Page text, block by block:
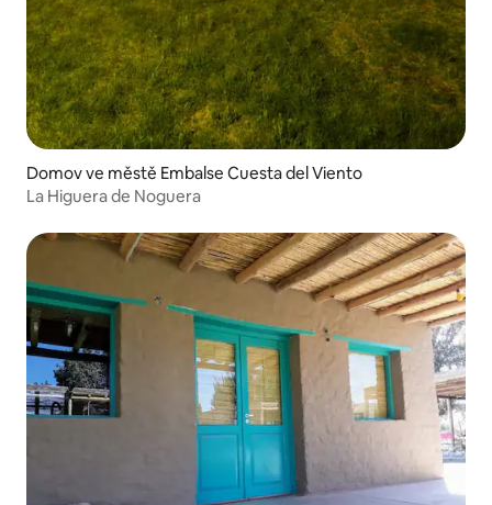
Domov ve městě Embalse Cuesta del Viento
La Higuera de Noguera